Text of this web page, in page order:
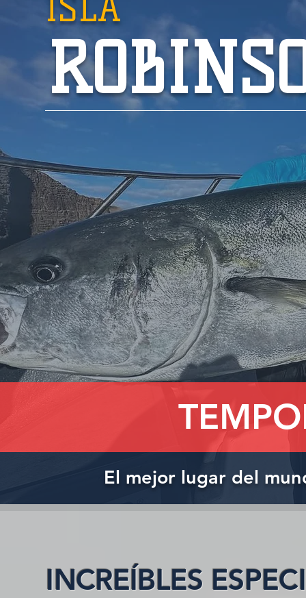
El mejor lugar del
INCREÍBLES